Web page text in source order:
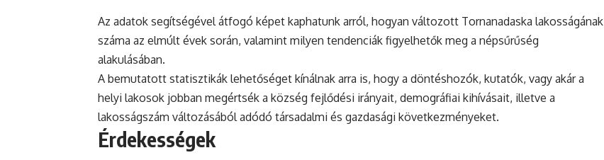
Az adatok segítségével átfogó képet kaphatunk arról, hogyan változott Tornanadaska lakosságának
száma az elmúlt évek során, valamint milyen tendenciák figyelhetők meg a népsűrűség
alakulásában.
A bemutatott statisztikák lehetőséget kínálnak arra is, hogy a döntéshozók, kutatók, vagy akár a
helyi lakosok jobban megértsék a község fejlődési irányait, demográfiai kihívásait, illetve a
lakosságszám változásából adódó társadalmi és gazdasági következményeket.
Érdekességek